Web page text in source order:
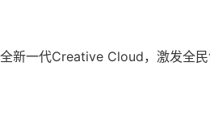
新一代Creative Cloud，激发全民